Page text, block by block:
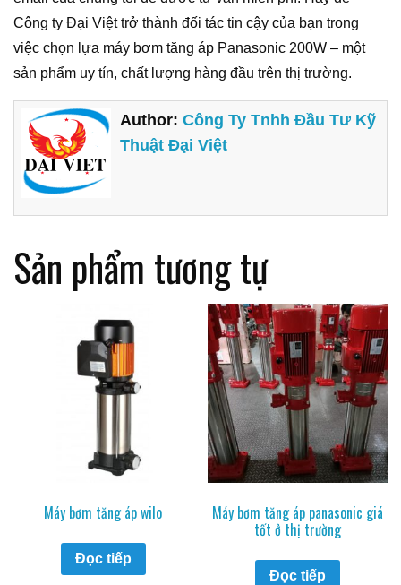
Công ty Đại Việt trở thành đối tác tin cậy của bạn trong
việc chọn lựa máy bơm tăng áp Panasonic 200W – một
sản phẩm uy tín, chất lượng hàng đầu trên thị trường.
Author:Công Ty Tnhh Đầu Tư Kỹ
Thuật Đại Việt
Sản phẩm tương tự
Máy bơm tăng áp wilo
Đọc tiếp
Máy bơm tăng áp panasonic giá
tốt ở thị trường
Đọc tiếp